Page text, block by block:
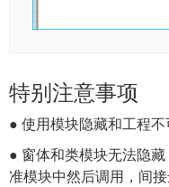
特别注意事项
● 使用模块隐藏和工程
● 窗体和类模块无法隐
准模块中然后调用，间